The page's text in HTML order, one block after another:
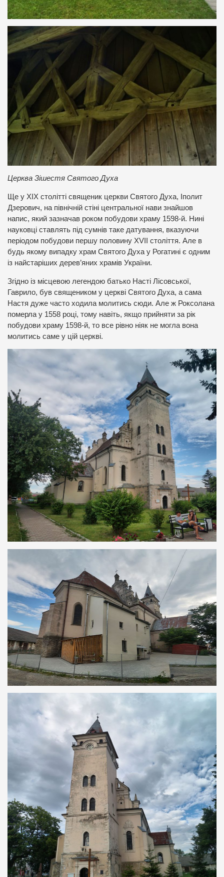
Церква Зішестя Святого Духа
Ще у ХІХ столітті священик церкви Святого Духа, Іполит
Дзерович, на північній стіні центральної нави знайшов
напис, який зазначав роком побудови храму 1598-й. Нині
науковці ставлять під сумнів таке датування, вказуючи
періодом побудови першу половину ХVII століття. Але в
будь якому випадку храм Святого Духа у Рогатині є одним
із найстаріших дерев’яних храмів України.
Згідно із місцевою легендою батько Насті Лісовської,
Гаврило, був священиком у церкві Святого Духа, а сама
Настя дуже часто ходила молитись сюди. Але ж Роксолана
померла у 1558 році, тому навіть, якщо прийняти за рік
побудови храму 1598-й, то все рівно ніяк не могла вона
молитись саме у цій церкві.